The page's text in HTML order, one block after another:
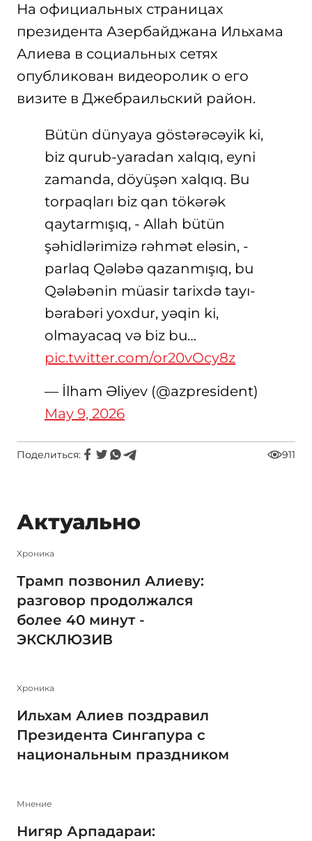
На официальных страницах
президента Азербайджана Ильхама
Алиева в социальных сетях
опубликован видеоролик о его
визите в Джебраильский район.
Bütün dünyaya göstərəcəyik ki,
biz qurub-yaradan xalqıq, eyni
zamanda, döyüşən xalqıq. Bu
torpaqları biz qan tökərək
qaytarmışıq, - Allah bütün
şəhidlərimizə rəhmət eləsin, -
parlaq Qələbə qazanmışıq, bu
Qələbənin müasir tarixdə tayı-
bərabəri yoxdur, yəqin ki,
olmayacaq və biz bu…
pic.twitter.com/or20vOcy8z
— İlham Əliyev (@azpresident)
May 9, 2026
Поделиться: 911
Актуально
Xроника
Трамп позвонил Алиеву:
разговор продолжался
более 40 минут -
ЭКСКЛЮЗИВ
Xроника
Ильхам Алиев поздравил
Президента Сингапура с
национальным праздником
Мнение
Нигяр Арпадараи: